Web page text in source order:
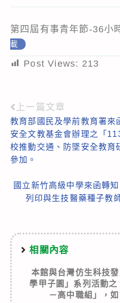
第四屆有事青年節-36小
載
Post Views: 213
Read
more
articles
上一篇文章
教育部國民及學前教育署來
安全文教基金會辦理之「
校推動交通、防墜安全教育
參加。
國立新竹高級中學來函轉
列印與生技醫藥種子教
相關內容
本館與台灣仿生科技
學甲子園」系列活動
－高中職組」，